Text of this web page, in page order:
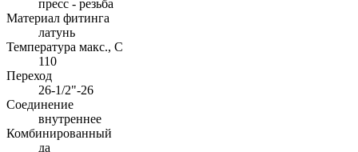
пресс - резьба
Материал фитинга
латунь
Температура макс., С
110
Переход
26-1/2"-26
Соединение
внутреннее
Комбинированный
да